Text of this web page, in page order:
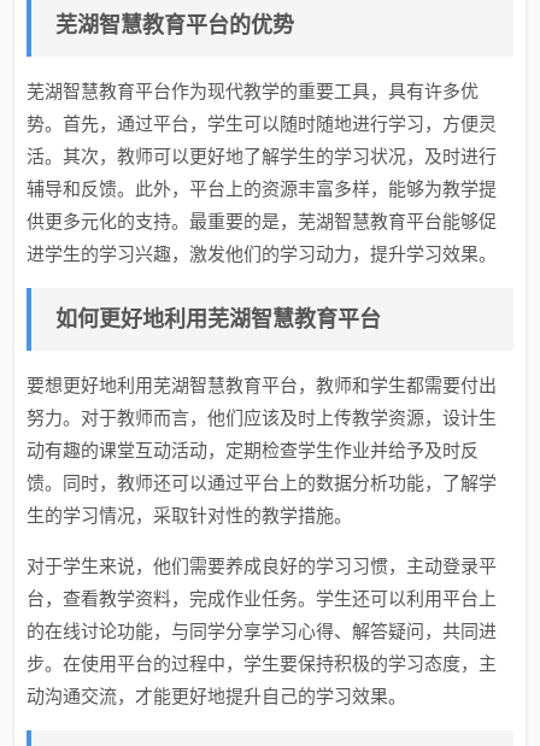
芜湖智慧教育平台的优势
芜湖智慧教育平台作为现代教学的重要工具，具有许多优
势。首先，通过平台，学生可以随时随地进行学习，方便灵
活。其次，教师可以更好地了解学生的学习状况，及时进行
辅导和反馈。此外，平台上的资源丰富多样，能够为教学提
供更多元化的支持。最重要的是，芜湖智慧教育平台能够促
进学生的学习兴趣，激发他们的学习动力，提升学习效果。
如何更好地利用芜湖智慧教育平台
要想更好地利用芜湖智慧教育平台，教师和学生都需要付出
努力。对于教师而言，他们应该及时上传教学资源，设计生
动有趣的课堂互动活动，定期检查学生作业并给予及时反
馈。同时，教师还可以通过平台上的数据分析功能，了解学
生的学习情况，采取针对性的教学措施。
对于学生来说，他们需要养成良好的学习习惯，主动登录平
台，查看教学资料，完成作业任务。学生还可以利用平台上
的在线讨论功能，与同学分享学习心得、解答疑问，共同进
步。在使用平台的过程中，学生要保持积极的学习态度，主
动沟通交流，才能更好地提升自己的学习效果。